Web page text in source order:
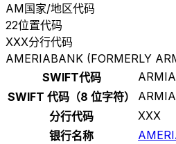
AM国家/地区代码
22位置代码
XXX分行代码
AMERIABANK (FORMERLY
SWIFT代码
SWIFT 代码（8 位字符）
分行代码
XXX
银行名称